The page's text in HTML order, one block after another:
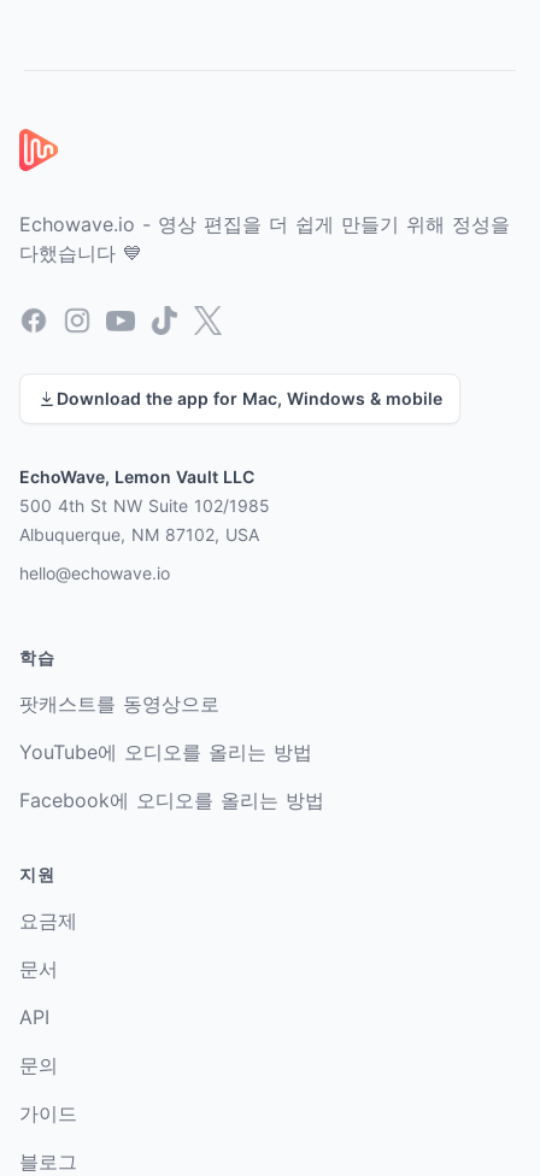
Echowave.io - 영상 편집을 더 쉽게 만들기 위해 정성을
다했습니다 💙
Facebook
InstagramYouTubeTikTok
X
Download the app for Mac, Windows & mobile
EchoWave, Lemon Vault LLC
500 4th St NW Suite 102/1985
Albuquerque, NM 87102, USA
hello@echowave.io
학습
팟캐스트를 동영상으로
YouTube에 오디오를 올리는 방법
Facebook에 오디오를 올리는 방법
지원
요금제
문서
API
문의
가이드
블로그